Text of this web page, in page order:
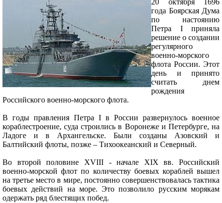
20 октября 1696
года Боярская Дума
по настоянию
Петра I приняла
решение о создании
регулярного
военно-морского
флота России. Этот
день и принято
считать днем
рождения
Российского военно-морского флота.
В годы правления Петра I в России развернулось военное
кораблестроение, суда строились в Воронеже и Петербурге, на
Ладоге и в Архангельске. Были созданы Азовский и
Балтийский флоты, позже – Тихоокеанский и Северный.
Во второй половине XVIII - начале XIX вв. Российский
военно-морской флот по количеству боевых кораблей вышел
на третье место в мире, постоянно совершенствовалась тактика
боевых действий на море. Это позволило русским морякам
одержать ряд блестящих побед.